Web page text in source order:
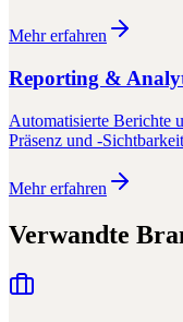
Mehr erfahren
Reporting &
Automatisierte Berichte
Präsenz und -
Mehr erfahren
Verwandte